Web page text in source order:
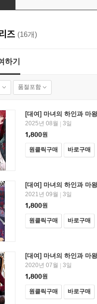
즈 (16개)
하기
품절포함
[대여] 마녀의 하인과 마
2025년 08월
3일
1,800원
원클릭구매 바로구매
[대여] 마녀의 하인과 마
2021년 09월
3일
1,800원
원클릭구매 바로구매
[대여] 마녀의 하인과 마
2020년 07월
3일
1,800원
원클릭구매 바로구매